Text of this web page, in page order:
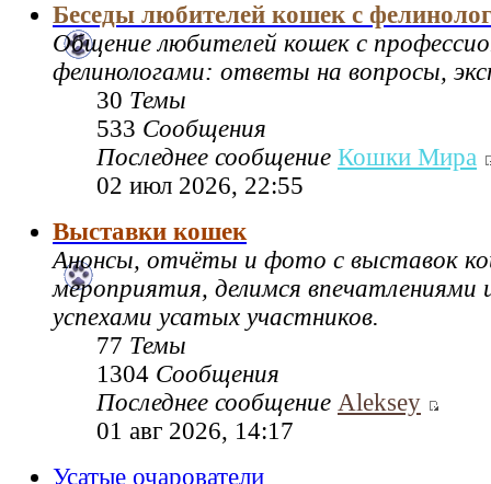
Беседы любителей кошек с
Общение любителей кошек с
фелинологами: ответы на вопросы,
30 Темы
533 Сообщения
Последнее сообщение Кошки Мира
02 июл 2026, 22:55
Выставки кошек
Анонсы, отчёты и фото с выставок
мероприятия, делимся впечатлениями
успехами усатых участников.
77 Темы
1304 Сообщения
Последнее сообщение Aleksey
01 авг 2026, 14:17
Усатые очарователи